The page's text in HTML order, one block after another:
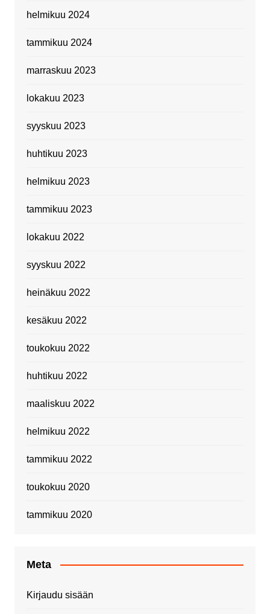
helmikuu 2024
tammikuu 2024
marraskuu 2023
lokakuu 2023
syyskuu 2023
huhtikuu 2023
helmikuu 2023
tammikuu 2023
lokakuu 2022
syyskuu 2022
heinäkuu 2022
kesäkuu 2022
toukokuu 2022
huhtikuu 2022
maaliskuu 2022
helmikuu 2022
tammikuu 2022
toukokuu 2020
tammikuu 2020
Meta
Kirjaudu sisään